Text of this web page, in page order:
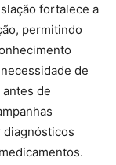
fortalece a
permitindo
de
de